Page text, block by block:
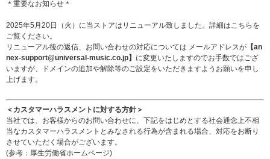
＊重要なお知らせ＊
2025年5月20日（火）に当ストアはリニューアル致しました。詳細はこちら を
ご覧ください。
リニューアル後の返信、お問い合わせの対応については メールアドレスが 【an
nex-support@universal-music.co.jp】 に変更いたしますのでお手数ではござ
いますが、ドメインの追加や解除等のご設定をいただきますようお願いを申し
上げます。
＜カスタマーハラスメントに対する方針＞
当社では、お客様からのお問い合わせに、下記をはじめとする社会通念上不相
当なカスタマーハラスメントとみなされる行為が含まれる場合、対応をお断り
させていただく場合がございます。
(参考： 厚生労働省ホームページ)